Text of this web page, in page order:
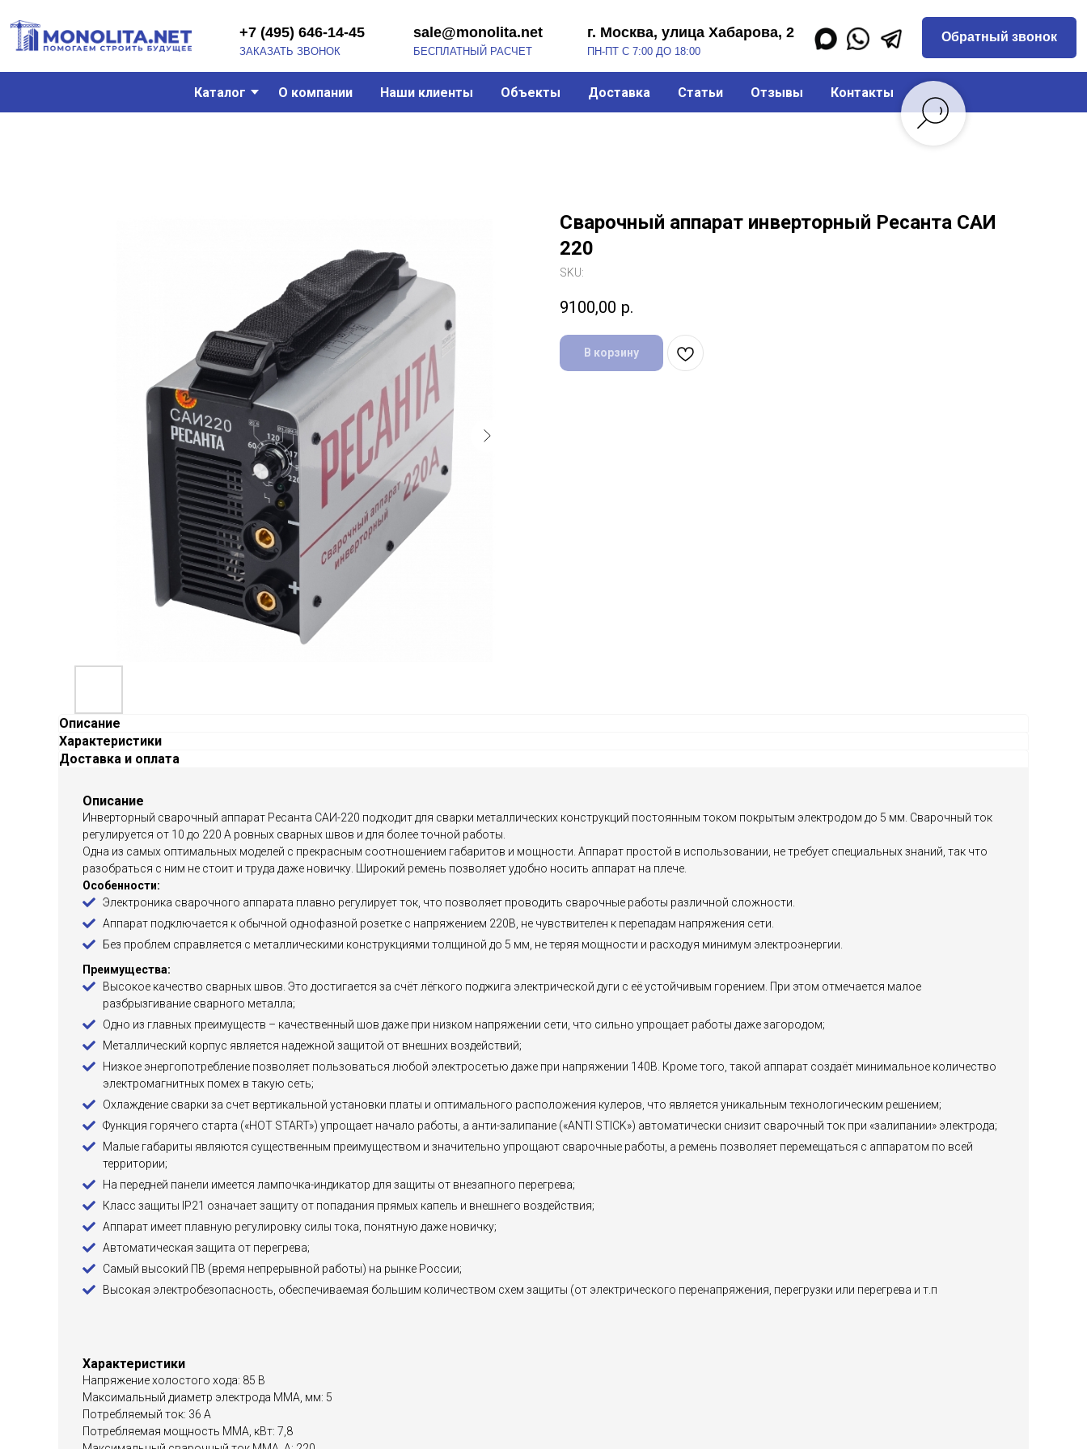
г. Москва, улица Хабарова, 2 Обратный звонок
ПН-ПТ С 7:00 ДО 18:00
+7 (495) 646-14-45
ЗАКАЗАТЬ ЗВОНОК БЕСПЛАТНЫЙ РАСЧЕТ
sale@monolita.net
Каталог О компании Наши клиенты Объекты Доставка Статьи Отзывы Контакты
Сварочный аппарат инверторный Ресанта САИ
220
SKU:
9100,00 р.
В корзину
Описание
Характеристики
Доставка и оплата
Описание
Инверторный сварочный аппарат Ресанта САИ-220 подходит для сварки металлических конструкций постоянным током покрытым электродом до 5 мм. Сварочный ток
регулируется от 10 до 220 А ровных сварных швов и для более точной работы.
Одна из самых оптимальных моделей с прекрасным соотношением габаритов и мощности. Аппарат простой в использовании, не требует специальных знаний, так что
разобраться с ним не стоит и труда даже новичку. Широкий ремень позволяет удобно носить аппарат на плече.
Особенности:
Электроника сварочного аппарата плавно регулирует ток, что позволяет проводить сварочные работы различной сложности.
Аппарат подключается к обычной однофазной розетке с напряжением 220В, не чувствителен к перепадам напряжения сети.
Без проблем справляется с металлическими конструкциями толщиной до 5 мм, не теряя мощности и расходуя минимум электроэнергии.
Преимущества:
Высокое качество сварных швов. Это достигается за счёт лёгкого поджига электрической дуги с её устойчивым горением. При этом отмечается малое
разбрызгивание сварного металла;
Одно из главных преимуществ – качественный шов даже при низком напряжении сети, что сильно упрощает работы даже загородом;
Металлический корпус является надежной защитой от внешних воздействий;
Низкое энергопотребление позволяет пользоваться любой электросетью даже при напряжении 140В. Кроме того, такой аппарат создаёт минимальное количество
электромагнитных помех в такую сеть;
Охлаждение сварки за счет вертикальной установки платы и оптимального расположения кулеров, что является уникальным технологическим решением;
Функция горячего старта («HOT START») упрощает начало работы, а анти-залипание («ANTI STICK») автоматически снизит сварочный ток при «залипании» электрода;
Малые габариты являются существенным преимуществом и значительно упрощают сварочные работы, а ремень позволяет перемещаться с аппаратом по всей
территории;
На передней панели имеется лампочка-индикатор для защиты от внезапного перегрева;
Класс защиты IP21 означает защиту от попадания прямых капель и внешнего воздействия;
Аппарат имеет плавную регулировку силы тока, понятную даже новичку;
Автоматическая защита от перегрева;
Самый высокий ПВ (время непрерывной работы) на рынке России;
Высокая электробезопасность, обеспечиваемая большим количеством схем защиты (от электрического перенапряжения, перегрузки или перегрева и т.п
Характеристики
Напряжение холостого хода: 85 В
Максимальный диаметр электрода MMA, мм: 5
Потребляемый ток: 36 А
Потребляемая мощность ММА, кВт: 7,8